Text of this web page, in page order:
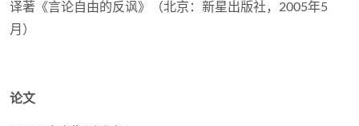
译著《言论自由的反讽》（北京：新星出版社，2005年5
月）
论文